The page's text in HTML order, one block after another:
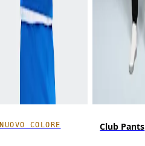
NUOVO COLORE Club Pants